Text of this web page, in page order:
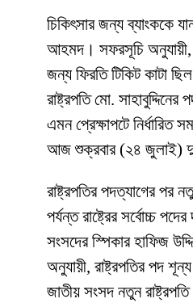
চিকিৎসার জন্য ব্যাংককে
আহমদ। সফরসূচি অনুযায়ী,
জন্য ফিরতি টিকিট কাটা
রাষ্ট্রপতি মো.
এমন প্রেক্ষাপটে নির্ধারিত
আজ শুক্রবার (২৪ জুলাই)
রাষ্ট্রপতির পদত্যাগের পর
পর্যন্ত রাষ্ট্রের সর্বোচ্চ
সংসদের স্পিকার হাফিজ
অনুযায়ী, রাষ্ট্রপতির পদ
জাতীয় সংসদ নতুন রাষ্ট্রপতি